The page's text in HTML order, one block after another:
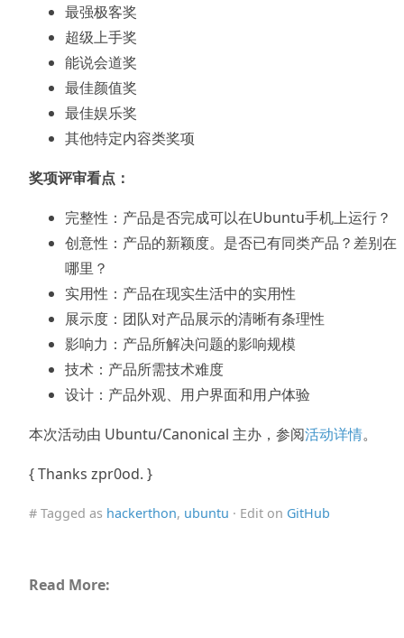
最强极客奖
超级上手奖
能说会道奖
最佳颜值奖
最佳娱乐奖
其他特定内容类奖项
奖项评审看点：
完整性：产品是否完成可以在Ubuntu手机上运行？
创意性：产品的新颖度。是否已有同类产品？差别在
哪里？
实用性：产品在现实生活中的实用性
展示度：团队对产品展示的清晰有条理性
影响力：产品所解决问题的影响规模
技术：产品所需技术难度
设计：产品外观、用户界面和用户体验
本次活动由 Ubuntu/Canonical 主办，参阅活动详情。
{ Thanks zpr0od. }
# Tagged as hackerthon, ubuntu · Edit on GitHub
Read More: